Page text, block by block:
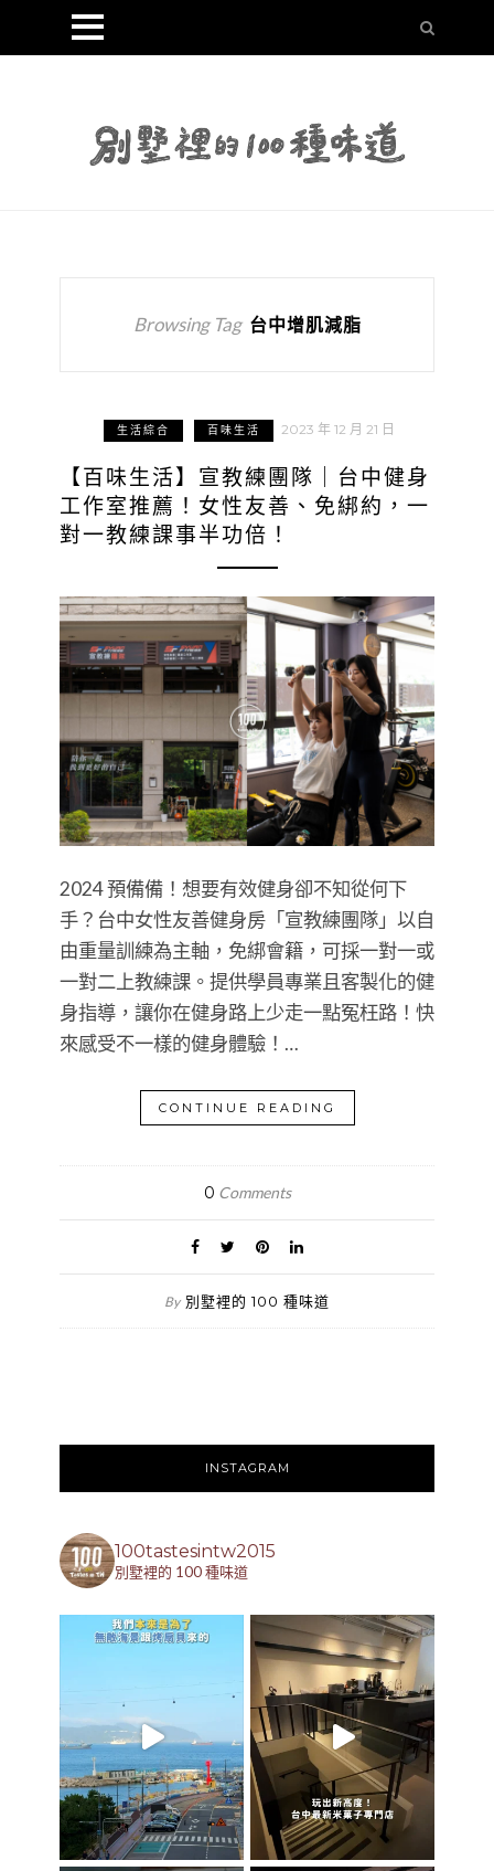
Browsing Tag 台中增肌減脂
生活綜合 百味生活 2023 年 12 月 21 日
【百味生活】宣教練團隊｜台中健身
工作室推薦！女性友善、免綁約，一
對一教練課事半功倍！
2024 預備備！想要有效健身卻不知從何下
手？台中女性友善健身房「宣教練團隊」以自
由重量訓練為主軸，免綁會籍，可採一對一或
一對二上教練課。提供學員專業且客製化的健
身指導，讓你在健身路上少走一點冤枉路！快
來感受不一樣的健身體驗！…
CONTINUE READING
0 Comments
By 別墅裡的 100 種味道
INSTAGRAM
100tastesintw2015
別墅裡的 100 種味道